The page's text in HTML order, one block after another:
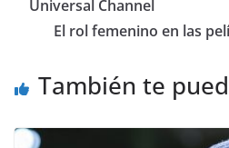
Universal Channel
El rol femenino en las
También te